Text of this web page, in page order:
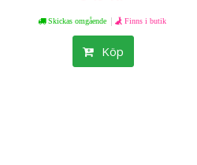
Skickas omgående | Finns i butik
Köp